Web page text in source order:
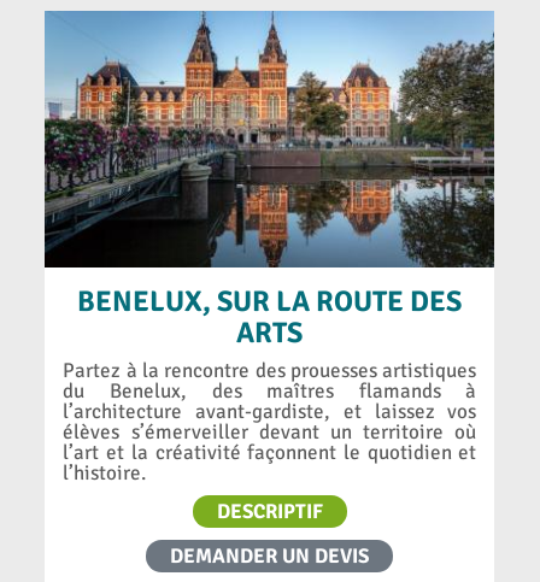
BENELUX, SUR LA ROUTE DES
ARTS
Partez à la rencontre des prouesses artistiques
du Benelux, des maîtres flamands à
l’architecture avant-gardiste, et laissez vos
élèves s’émerveiller devant un territoire où
l’art et la créativité façonnent le quotidien et
l’histoire.
DESCRIPTIF
DEMANDER UN DEVIS